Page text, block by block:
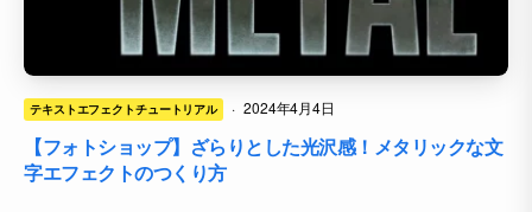
テキストエフェクトチュートリアル · 2024年4月4日
【フォトショップ】ざらりとした光沢感！メタリックな文
字エフェクトのつくり方